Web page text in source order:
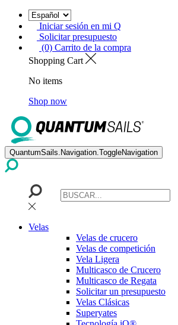
Iniciar sesión en mi Q
Solicitar presupuesto
(0) Carrito de la compra
Shopping Cart
No items
Shop now
QuantumSails.Navigation.ToggleNavigation
Velas
Velas de crucero
Velas de competición
Vela Ligera
Multicasco de Crucero
Multicasco de Regata
Solicitar un presupuesto
Velas Clásicas
Superyates